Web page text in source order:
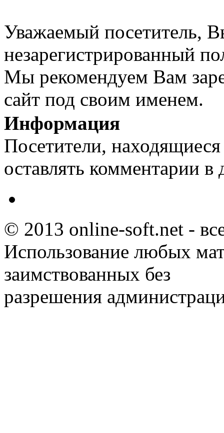
Уважаемый посетитель,
незарегистрированный
Мы рекомендуем Вам
сайт под своим именем.
Информация
Посетители,
оставлять комментарии в
© 2013 online-soft.net -
Использование любых
заимствованных без
разрешения